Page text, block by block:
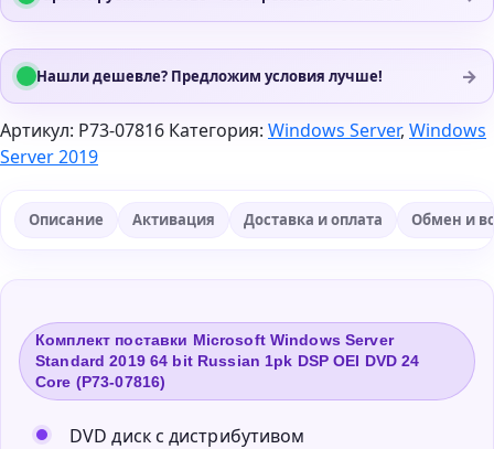
Нашли дешевле? Предложим условия лучше! →
Артикул: P73-07816 Категория: Windows Server, Windows
Server 2019
Описание Активация Доставка и оплата Обмен и
Комплект поставки Microsoft Windows Server
Standard 2019 64 bit Russian 1pk DSP OEI DVD 24
Core (P73-07816)
DVD диск с дистрибутивом